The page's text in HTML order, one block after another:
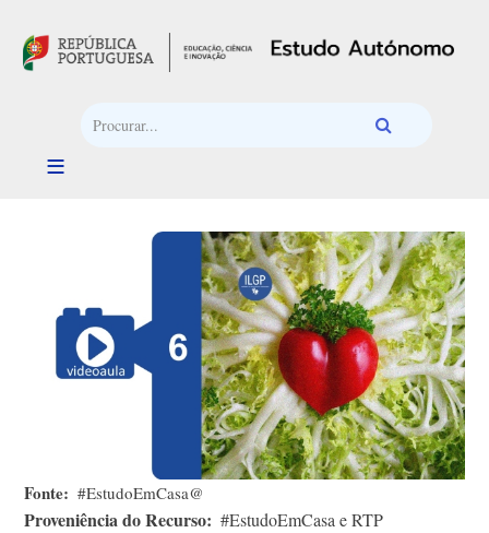
Fonte #EstudoEmCasa@
Proveniência do Recurso #EstudoEmCasa e RTP